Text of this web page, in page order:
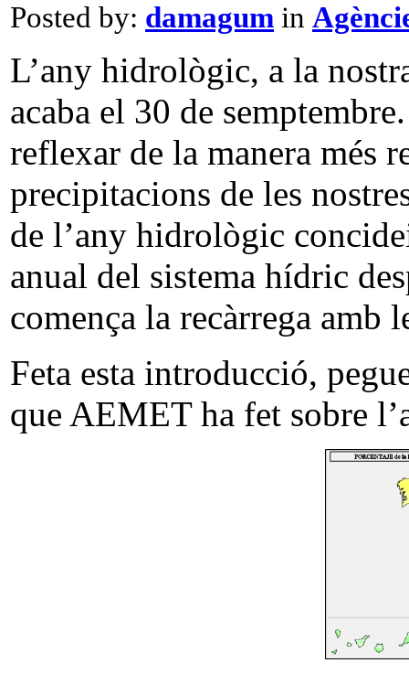
Posted by: damagum in
L’any hidrològic, a la
acaba el 30 de
reflexar de la manera més
precipitacions de les
de l’any hidrològic
anual del sistema hídric
comença la recàrrega amb
Feta esta introducció,
que AEMET ha fet sobre